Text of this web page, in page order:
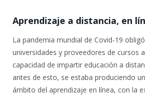
Aprendizaje a distancia, en
La pandemia mundial de Covid-19
universidades y proveedores de cursos
capacidad de impartir educación a
antes de esto, se estaba produciendo
ámbito del aprendizaje en línea, con la